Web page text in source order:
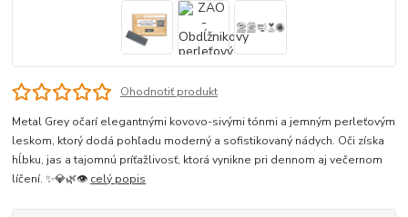
Ohodnotiť produkt
Metal Grey očarí elegantnými kovovo-sivými tónmi a jemným perleťovým
leskom, ktorý dodá pohľadu moderný a sofistikovaný nádych. Oči získa
hĺbku, jas a tajomnú príťažlivosť, ktorá vynikne pri dennom aj večernom
líčení. ✨💎🌿👁️ celý popis